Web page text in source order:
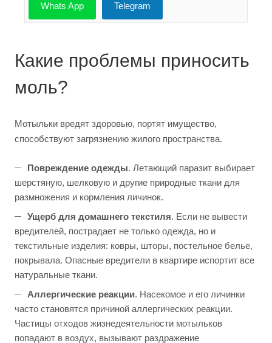
Whats App Telegram
Какие проблемы приносить
моль?
Мотыльки вредят здоровью, портят имущество,
способствуют загрязнению жилого пространства.
Повреждение одежды. Летающий паразит выбирает
шерстяную, шелковую и другие природные ткани для
размножения и кормления личинок.
Ущерб для домашнего текстиля. Если не вывести
вредителей, пострадает не только одежда, но и
текстильные изделия: ковры, шторы, постельное белье,
покрывала. Опасные вредители в квартире испортит все
натуральные ткани.
Аллергические реакции. Насекомое и его личинки
часто становятся причиной аллергических реакции.
Частицы отходов жизнедеятельности мотыльков
попадают в воздух, вызывают раздражение